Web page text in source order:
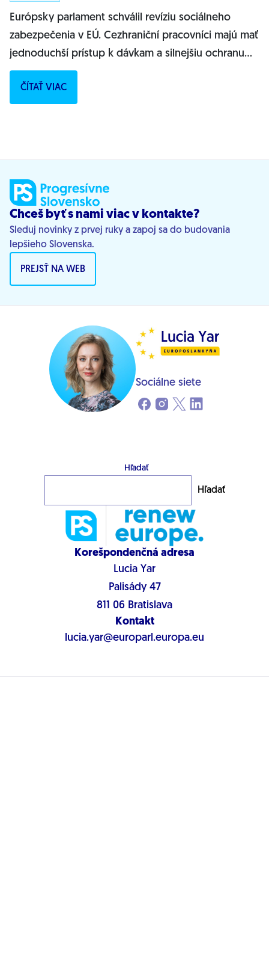
Európsky parlament schválil revíziu sociálneho
zabezpečenia v EÚ. Cezhraniční pracovníci majú mať
jednoduchší prístup k dávkam a silnejšiu ochranu
práv.Európsky parlament (EP) v...
ČÍTAŤ VIAC
Chceš byť s nami viac v kontakte?
Sleduj novinky z prvej ruky a zapoj sa do budovania
lepšieho Slovenska.
PREJSŤ NA WEB
Sociálne siete
Hľadať
Hľadať
Korešpondenčná adresa
Lucia Yar
Palisády 47
811 06 Bratislava
Kontakt
lucia.yar@europarl.europa.eu